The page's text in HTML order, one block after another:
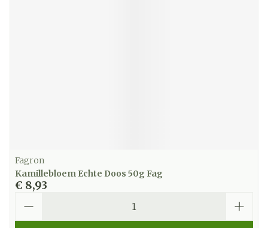
Fagron
Kamillebloem Echte Doos 50g Fag
€ 8,93